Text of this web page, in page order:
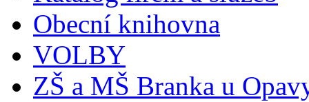
Obecní knihovna
VOLBY
ZŠ a MŠ Branka u